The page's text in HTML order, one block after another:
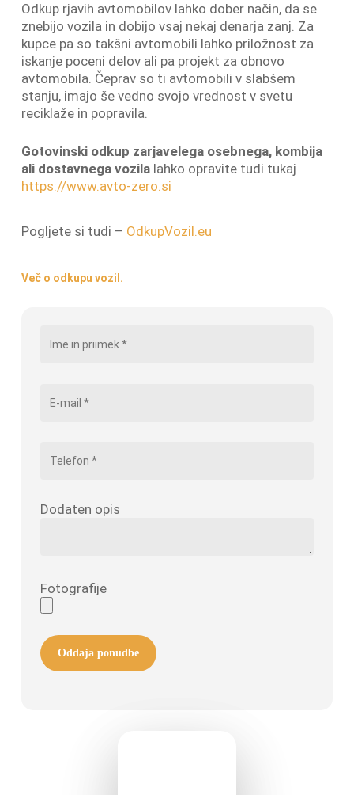
Odkup rjavih avtomobilov lahko dober način, da se
znebijo vozila in dobijo vsaj nekaj denarja zanj. Za
kupce pa so takšni avtomobili lahko priložnost za
iskanje poceni delov ali pa projekt za obnovo
avtomobila. Čeprav so ti avtomobili v slabšem
stanju, imajo še vedno svojo vrednost v svetu
reciklaže in popravila.
Gotovinski odkup zarjavelega osebnega, kombija
ali dostavnega vozila lahko opravite tudi tukaj
https://www.avto-zero.si
Pogljete si tudi – OdkupVozil.eu
Več o odkupu vozil.
Dodaten opis
Fotografije